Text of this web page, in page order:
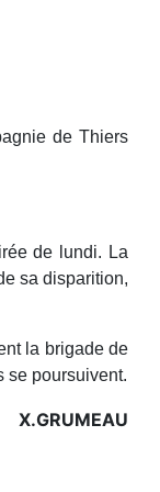
de Thiers
de lundi. La
sa disparition,
la brigade de
se poursuivent.
X.GRUMEAU